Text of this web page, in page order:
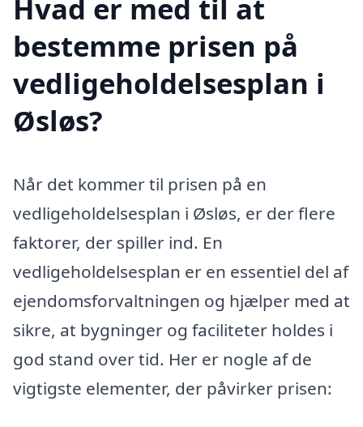
Hvad er med til at
bestemme prisen på
vedligeholdelsesplan i
Øsløs?
Når det kommer til prisen på en
vedligeholdelsesplan i Øsløs, er der flere
faktorer, der spiller ind. En
vedligeholdelsesplan er en essentiel del af
ejendomsforvaltningen og hjælper med at
sikre, at bygninger og faciliteter holdes i
god stand over tid. Her er nogle af de
vigtigste elementer, der påvirker prisen: